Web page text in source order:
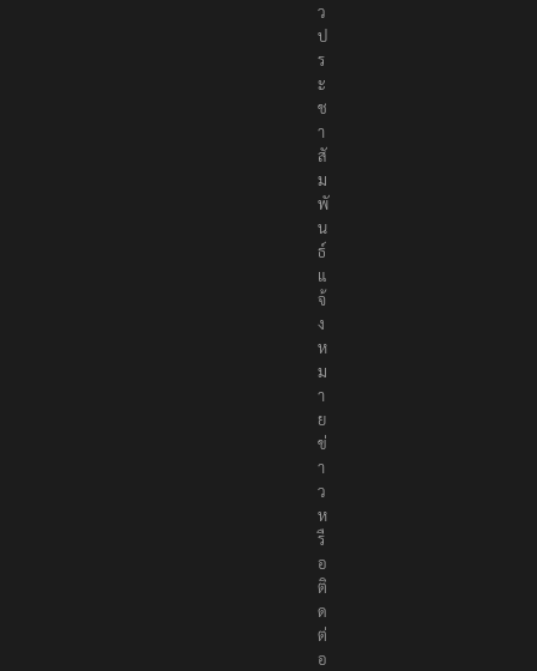
ว
ป
ร
ะ
ช
า
สั
ม
พั
น
ธ์
แ
จ้
ง
ห
ม
า
ย
ข่
า
ว
ห
รื
อ
ติ
ด
ต่
อ